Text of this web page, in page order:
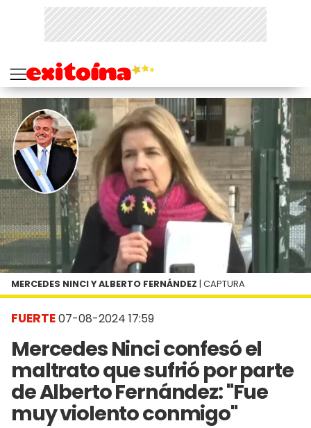
FUERTE07-08-2024 17:59
Mercedes Ninci confesó el
maltrato que sufrió por parte
de Alberto Fernández: "Fue
muy violento conmigo"
MERCEDES NINCI Y ALBERTO FERNÁNDEZ | CAPTURA